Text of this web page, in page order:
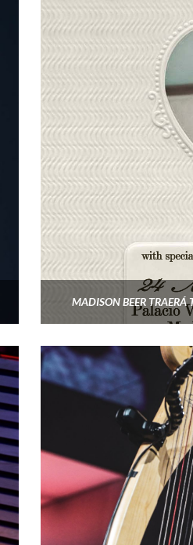
MADISON BEER TRAERÁ